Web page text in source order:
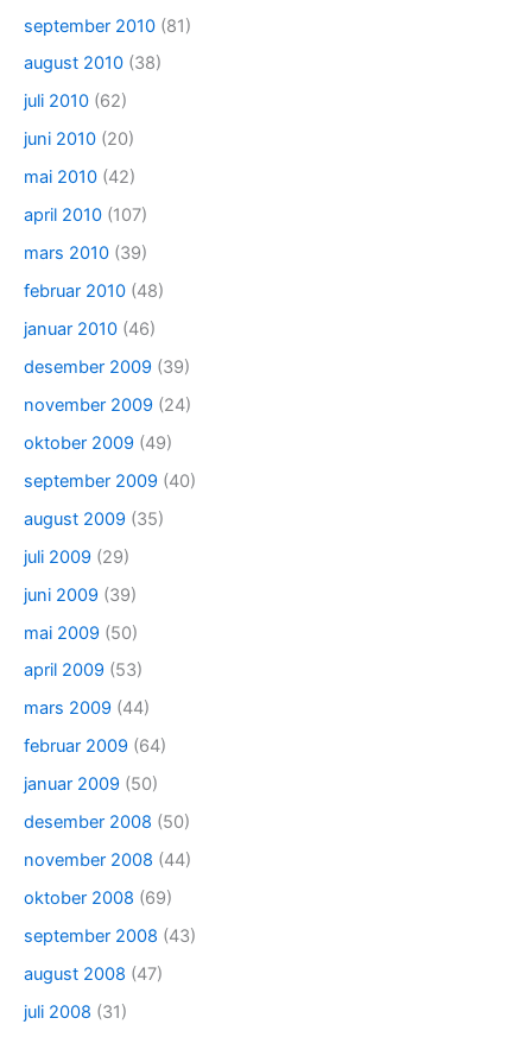
september 2010 (81)
august 2010 (38)
juli 2010 (62)
juni 2010 (20)
mai 2010 (42)
april 2010 (107)
mars 2010 (39)
februar 2010 (48)
januar 2010 (46)
desember 2009 (39)
november 2009 (24)
oktober 2009 (49)
september 2009 (40)
august 2009 (35)
juli 2009 (29)
juni 2009 (39)
mai 2009 (50)
april 2009 (53)
mars 2009 (44)
februar 2009 (64)
januar 2009 (50)
desember 2008 (50)
november 2008 (44)
oktober 2008 (69)
september 2008 (43)
august 2008 (47)
juli 2008 (31)